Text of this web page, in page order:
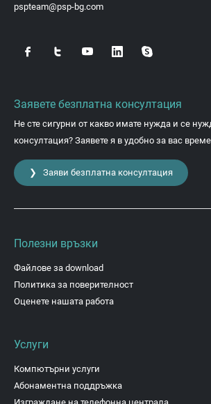
pspteam@psp-bg.com
Заявете безплатна консултация
Не сте сигурни от какво имате нужда и се
консултация? Заявете я в удобно за вас
❯ Заяви безплатна консултация
Полезни връзки
Файлове за download
Политика за поверителност
Оценете нашата работа
Услуги
Компютърни услуги
Абонаментна поддръжка